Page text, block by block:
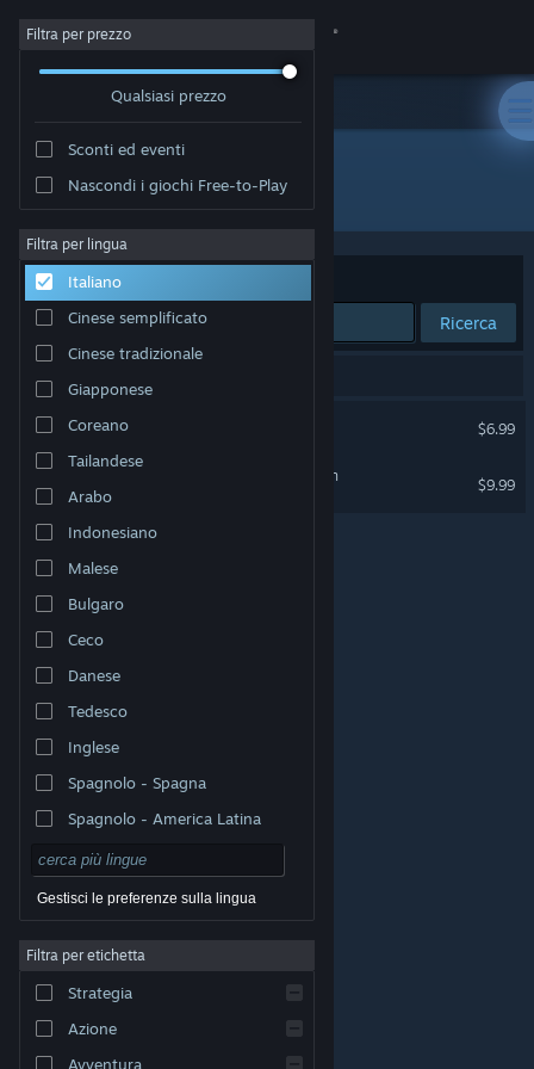
Accedi
Informazioni
Assistenza
Cambia la lingua
Ottieni l'app mobile di Steam
Visualizza il sito web per desktop
appartengono ai rispettivi proprietari negli Stati Uniti e
legali|
Steam| Rimborsi|
Filtra per prezzo
Qualsiasi prezzo
Sconti ed eventi
Nascondi i giochi Free-to-Play
Filtra per lingua
Italiano
Cinese semplificato
Cinese tradizionale
Giapponese
Coreano
Tailandese
Arabo
Indonesiano
Malese
Bulgaro
Ceco
Danese
Tedesco
Inglese
Spagnolo - Spagna
Spagnolo - America Latina
Gestisci le preferenze sulla lingua
Filtra per etichetta
Strategia
Azione
Avventura
Editore: Team RUN
Ordina per Rilevanza
Ricerca
$6.99
RUN: The world in-between
$9.99